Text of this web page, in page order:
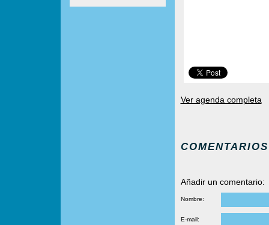
Ver agenda completa
COMENTARIOS
Añadir un comentario:
Nombre:
E-mail: